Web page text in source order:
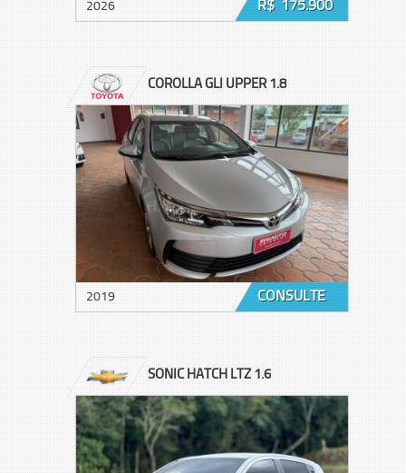
2026 R$ 175.900
COROLLA GLI UPPER 1.8
2019 CONSULTE
SONIC HATCH LTZ 1.6